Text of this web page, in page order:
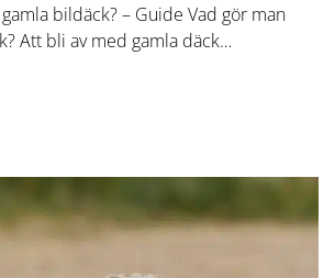
bildäck? – Guide Vad gör man
Att bli av med gamla däck…